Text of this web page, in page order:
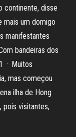
continente, disse
mais um domigo
manifestantes
bandeiras dos
· Muitos
mas começou
ilha de Hong
pois visitantes,